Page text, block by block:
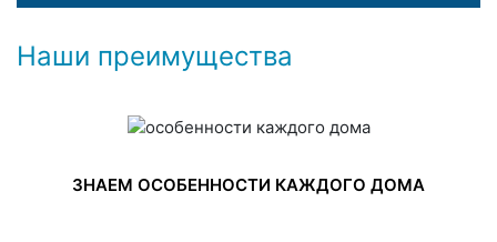
Наши преимущества
ЗНАЕМ ОСОБЕННОСТИ КАЖДОГО ДОМА